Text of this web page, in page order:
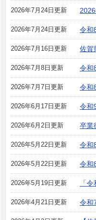
2026年7月24日更新
2026年7月24日更新 令和
2026年7月16日更新 佐賀
2026年7月8日更新 令和
2026年7月7日更新 令和
2026年6月17日更新 令和
2026年6月2日更新 卒業
2026年5月22日更新 令和
2026年5月22日更新 令和
2026年5月19日更新 「
2026年4月21日更新 令和